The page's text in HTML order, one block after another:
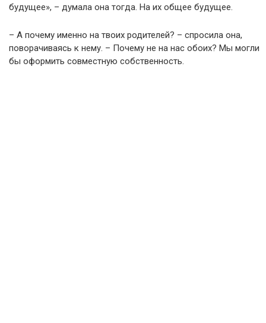
будущее», – думала она тогда. На их общее будущее.
– А почему именно на твоих родителей? – спросила она,
поворачиваясь к нему. – Почему не на нас обоих? Мы могли
бы оформить совместную собственность.